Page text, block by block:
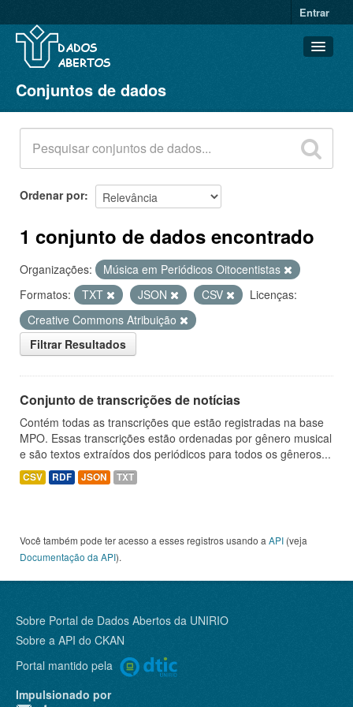
Entrar
Conjuntos de dados
Organizações
Grupos
Sobre
Conjuntos de dados
Ordenar por
1 conjunto de dados encontrado
Organizações:
Música em Periódicos Oitocentistas
Formatos:
TXT JSON CSV
Licenças:
Creative Commons Atribuição
Filtrar Resultados
Conjunto de transcrições de notícias
Contém todas as transcrições que estão registradas na base
MPO. Essas transcrições estão ordenadas por gênero musical
e são textos extraídos dos periódicos para todos os gêneros...
CSV RDF JSON TXT
Você também pode ter acesso a esses registros usando a API (veja
Documentação da API).
Sobre Portal de Dados Abertos da UNIRIO
Sobre a API do CKAN
Portal mantido pela
Impulsionado por